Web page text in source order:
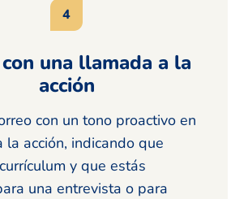
una llamada a la
acción
con un tono proactivo en
la acción, indicando que
y que estás
una entrevista o para